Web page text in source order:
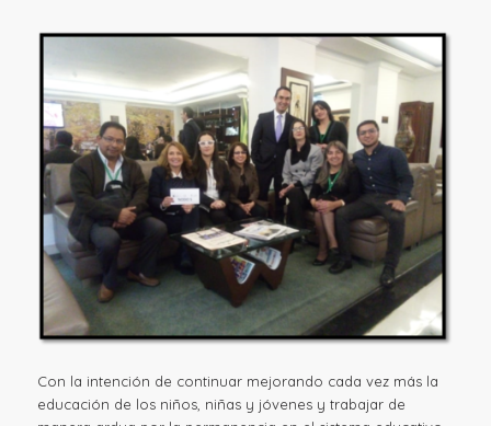
Con la intención de continuar mejorando cada vez más la
educación de los niños, niñas y jóvenes y trabajar de